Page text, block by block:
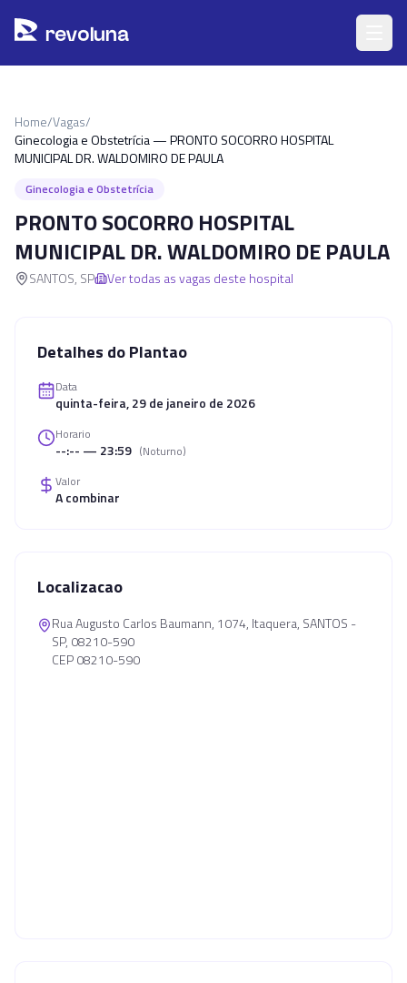
revoluna
Home/Vagas/
Ginecologia e Obstetrícia — PRONTO SOCORRO HOSPITAL
MUNICIPAL DR. WALDOMIRO DE PAULA
Ginecologia e Obstetrícia
PRONTO SOCORRO HOSPITAL
MUNICIPAL DR. WALDOMIRO DE PAULA
SANTOS, SP Ver todas as vagas deste hospital
Detalhes do Plantao
Data
quinta-feira, 29 de janeiro de 2026
Horario
--:-- — 23:59 (Noturno)
Valor
A combinar
Localizacao
Rua Augusto Carlos Baumann, 1074, Itaquera, SANTOS -
SP, 08210-590
CEP 08210-590